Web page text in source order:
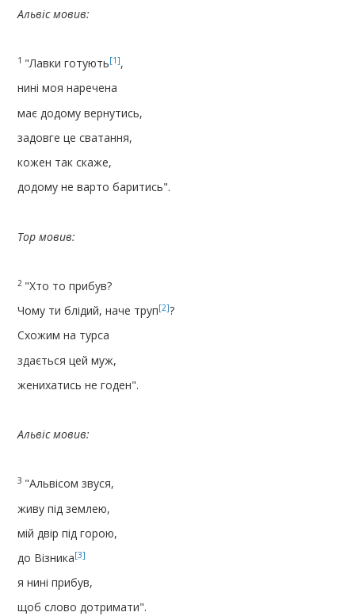
Альвіс мовив:
1 "Лавки готують[1],
нині моя наречена
має додому вернутись,
задовге це сватання,
кожен так скаже,
додому не варто баритись".
Тор мовив:
2 "Хто то прибув?
Чому ти блідий, наче труп[2]?
Схожим на турса
здається цей муж,
женихатись не годен".
Альвіс мовив:
3 "Альвісом звуся,
живу під землею,
мій двір під горою,
до Візника[3]
я нині прибув,
щоб слово дотримати".